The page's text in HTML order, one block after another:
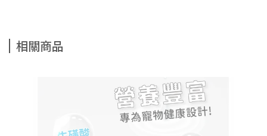
相關商品